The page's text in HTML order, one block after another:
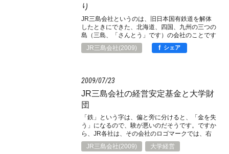
り
JR三島会社というのは、旧日本国有鉄道を解体
したときにできた、北海道、四国、九州の三つの
島（三島、「さんとう」です）の会社のことです
ね。
JR三島会社(2009) f シェア
2009 07 23
JR三島会社の経営安定基金と大学財
団
「鉄」という字は、偏と旁に分けると、「金を失
う」になるので、験が悪いのだそうです。ですか
ら、JR各社は、その会社のロゴマークでは、右
の旁のほうを「失」ではなくて「矢」にしていま
す。ご存知でしたか。
JR三島会社(2009) 大学経営